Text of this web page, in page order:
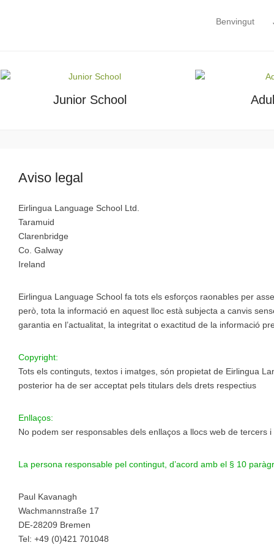
Primary Menu
Skip to content
Benvingut
Junior School
Aviso legal
Eirlingua Language School Ltd.
Taramuid
Clarenbridge
Co. Galway
Ireland
Eirlingua Language School fa tots els esforços raonables per
però, tota la informació en aquest lloc està subjecta a canvis
garantia en l’actualitat, la integritat o exactitud de la informació
Copyright:
Tots els continguts, textos i imatges, són propietat de Eirlingua
posterior ha de ser acceptat pels titulars dels drets respectius
Enllaços:
No podem ser responsables dels enllaços a llocs web de tercers
La persona responsable pel contingut, d’acord amb el § 10
Paul Kavanagh
Wachmannstraße 17
DE-28209 Bremen
Tel: +49 (0)421 701048